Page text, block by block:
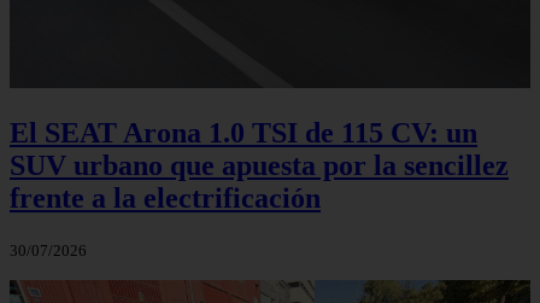
El SEAT Arona 1.0 TSI de 115 CV: un
SUV urbano que apuesta por la sencillez
frente a la electrificación
30/07/2026